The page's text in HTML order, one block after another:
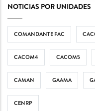
NOTICIAS POR UNIDADES
COMANDANTE FAC
CACOM4 CACOM5
CAMAN GAAMA
CENRP